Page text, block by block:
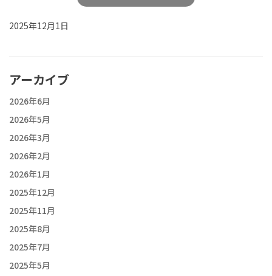
2025年12月1日
アーカイブ
2026年6月
2026年5月
2026年3月
2026年2月
2026年1月
2025年12月
2025年11月
2025年8月
2025年7月
2025年5月